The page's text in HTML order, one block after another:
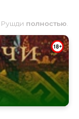
полностью